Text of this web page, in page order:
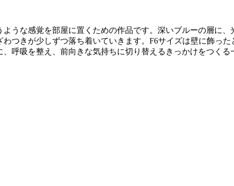
うな感覚を部屋に置くための作品です。深いブルーの層に
つきが少しずつ落ち着いていきます。F6サイズは壁に飾っ
呼吸を整え、前向きな気持ちに切り替えるきっかけをつく